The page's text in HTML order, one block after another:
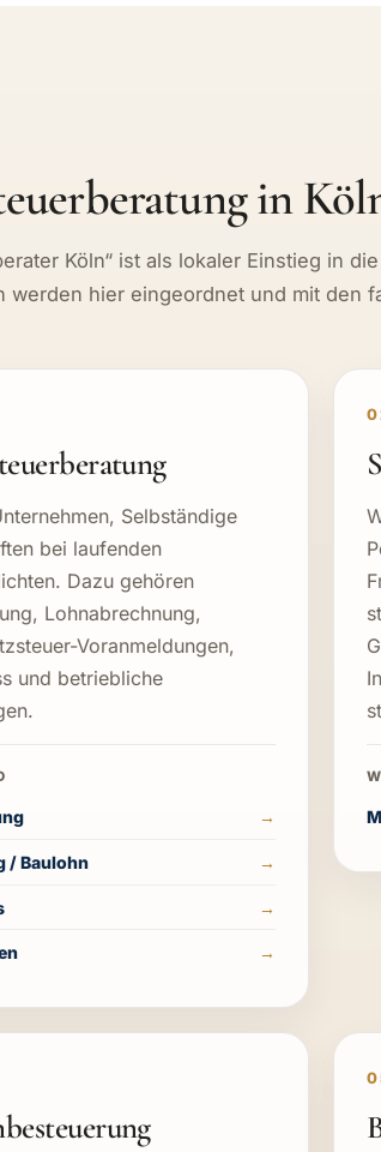
in
Köln“ ist als lokaler Einstieg in
werden hier eingeordnet und mit den
Selbständige
bei laufenden
Dazu gehören
Lohnabrechnung,
Voranmeldungen,
und betriebliche
/ Baulohn